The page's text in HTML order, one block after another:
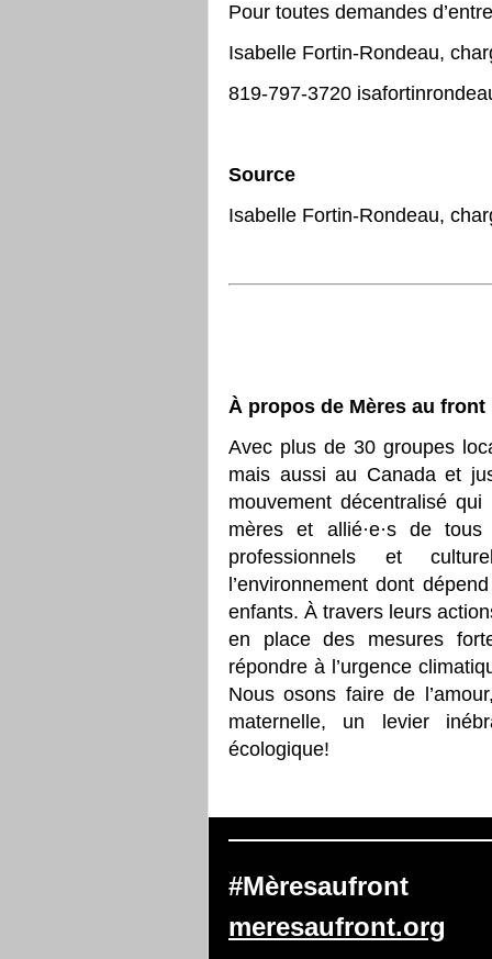
Pour toutes demandes
Isabelle Fortin-Rondeau,
819-797-3720
Source
Isabelle Fortin-Rondeau,
À propos de Mères au
Avec plus de 30 groupes
mais aussi au Canada et
mouvement décentralisé
mères et allié·e·s de tous
professionnels et
l’environnement dont
enfants. À travers leurs
en place des mesures
répondre à l’urgence
Nous osons faire de
maternelle, un levier
écologique!
#Mèresaufront
meresaufront.org